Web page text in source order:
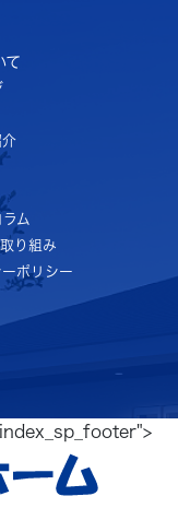
て
介
ム
り組み
ポリシー